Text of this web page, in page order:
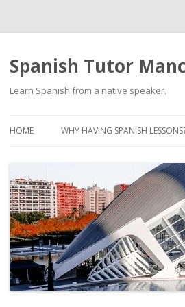
Spanish Tutor
Learn Spanish from a native speaker.
HOME WHY HAVING SPANISH